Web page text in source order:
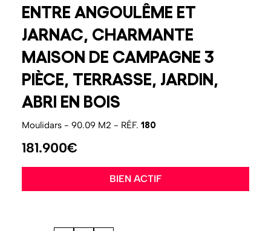
ENTRE ANGOULÊME ET
JARNAC, CHARMANTE
MAISON DE CAMPAGNE 3
PIÈCE, TERRASSE, JARDIN,
ABRI EN BOIS
Moulidars - 90.09 M2 - RÉF. 180
181.900€
BIEN ACTIF